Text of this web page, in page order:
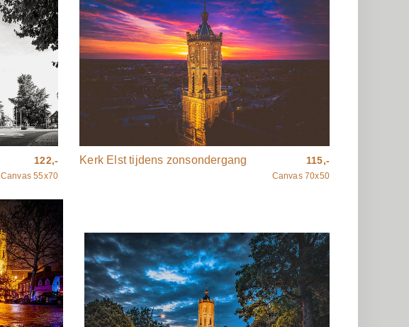
122,-
Canvas 55x70
Kerk Elst tijdens zonsondergang 115,-
Canvas 70x50